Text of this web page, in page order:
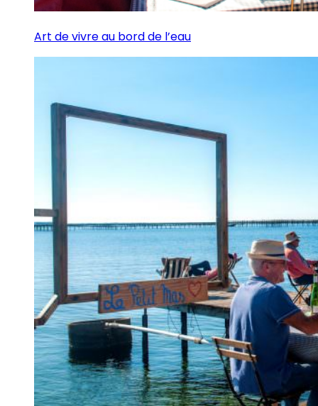
Art de vivre au bord de l’eau